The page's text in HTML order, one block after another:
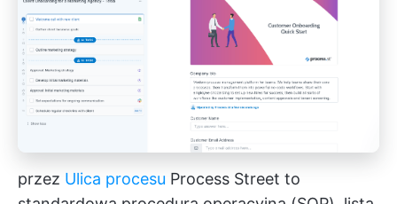
przez Ulica procesu Process Street to